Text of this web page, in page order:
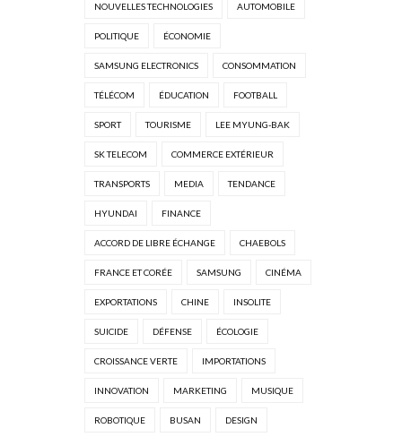
NOUVELLES TECHNOLOGIES AUTOMOBILE
POLITIQUE ÉCONOMIE
SAMSUNG ELECTRONICS CONSOMMATION
TÉLÉCOM ÉDUCATION FOOTBALL
SPORT TOURISME LEE MYUNG-BAK
SK TELECOM COMMERCE EXTÉRIEUR
TRANSPORTS MEDIA TENDANCE
HYUNDAI FINANCE
ACCORD DE LIBRE ÉCHANGE CHAEBOLS
FRANCE ET CORÉE SAMSUNG CINÉMA
EXPORTATIONS CHINE INSOLITE
SUICIDE DÉFENSE ÉCOLOGIE
CROISSANCE VERTE IMPORTATIONS
INNOVATION MARKETING MUSIQUE
ROBOTIQUE BUSAN DESIGN